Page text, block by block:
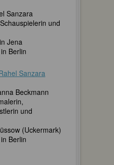
Sanzara
und
Jena
Berlin
Sanzara
Beckmann
und
(Uckermark)
Berlin